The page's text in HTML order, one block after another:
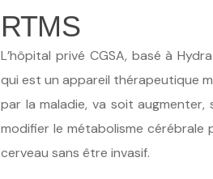
RTMS
L’hôpital privé CGSA, basé à
qui est un appareil thérapeutique
par la maladie, va soit
modifier le métabolisme
cerveau sans être invasif.